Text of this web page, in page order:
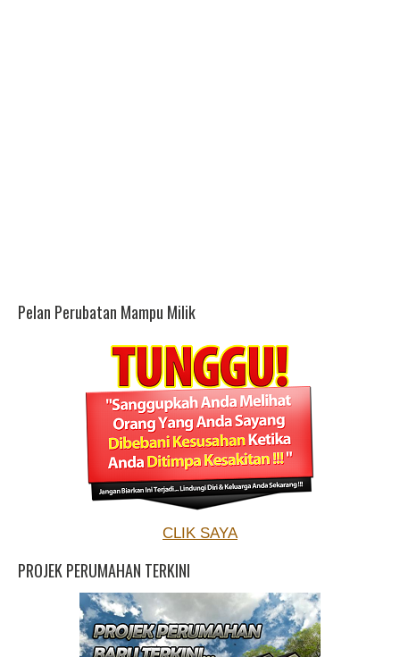
Pelan Perubatan Mampu Milik
CLIK SAYA
PROJEK PERUMAHAN TERKINI